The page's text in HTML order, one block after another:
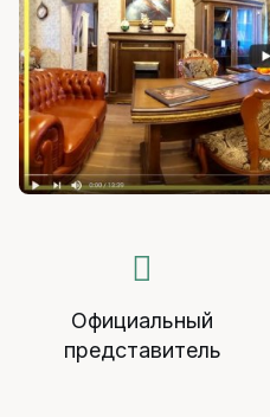
Официальный
представитель